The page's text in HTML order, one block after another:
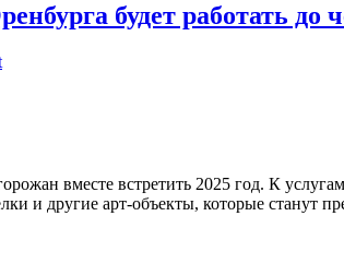
будет работать до
вместе встретить 2025 год. К
и другие арт-объекты, которые станут